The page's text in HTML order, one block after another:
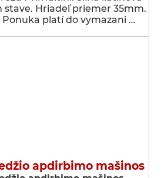
stave. Hriadeľ priemer 35mm.
Ponuka platí do vymazani …
apdirbimo mašinos